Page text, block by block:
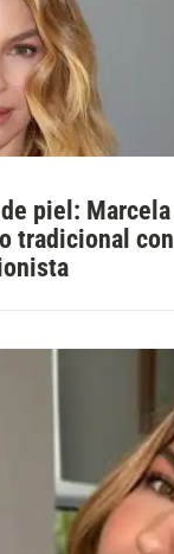
piel: Marcela
tradicional con